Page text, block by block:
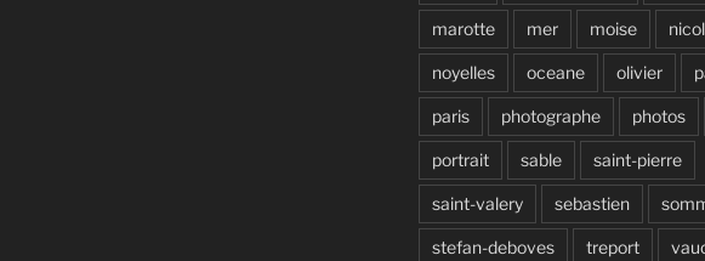
marotte mer moise
noyelles oceane olivier
paris photographe photos
portrait sable saint-pierre
saint-valery sebastien
stefan-deboves treport